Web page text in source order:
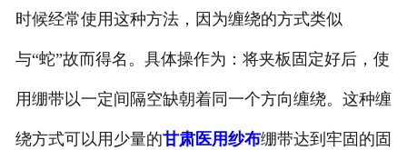
联系我们
时候经常使用这种方法，因为缠绕的方式类似
与“蛇”故而得名。具体操作为：将夹板固定好后，使
用绷带以一定间隔空缺朝着同一个方向缠绕。这种缠
绕方式可以用少量的甘肃医用纱布绷带达到牢固的固